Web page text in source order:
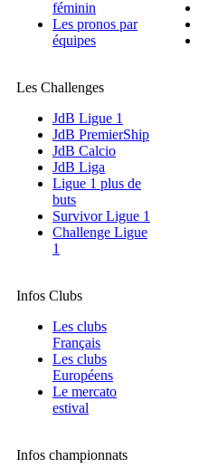
féminin
Les pronos par
équipes
Les Challenges
JdB Ligue 1
JdB PremierShip
JdB Calcio
JdB Liga
Ligue 1 plus de
buts
Survivor Ligue 1
Challenge Ligue
1
Infos Clubs
Les clubs
Français
Les clubs
Européens
Le mercato
estival
Infos championnats